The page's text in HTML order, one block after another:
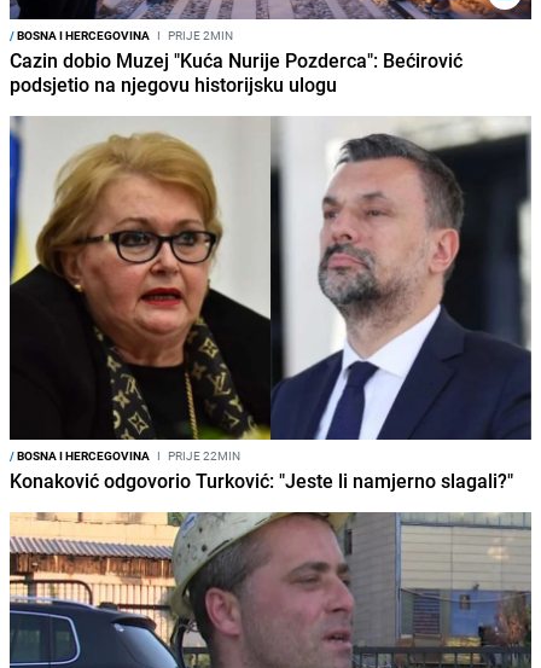
/BOSNA I HERCEGOVINA I PRIJE 2MIN
Cazin dobio Muzej "Kuća Nurije Pozderca": Bećirović
podsjetio na njegovu historijsku ulogu
/BOSNA I HERCEGOVINA I PRIJE 22MIN
Konaković odgovorio Turković: "Jeste li namjerno slagali?"